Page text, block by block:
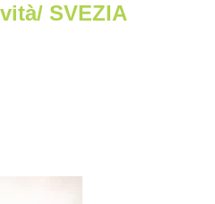
SVEZIA